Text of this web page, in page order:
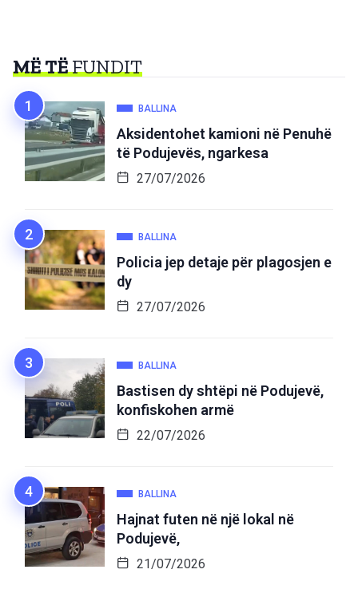
MË TËFUNDIT
BALLINA
Aksidentohet kamioni në Penuhë
të Podujevës, ngarkesa
27/07/2026
BALLINA
Policia jep detaje për plagosjen e
dy
27/07/2026
BALLINA
Bastisen dy shtëpi në Podujevë,
konfiskohen armë
22/07/2026
BALLINA
Hajnat futen në një lokal në
Podujevë,
21/07/2026